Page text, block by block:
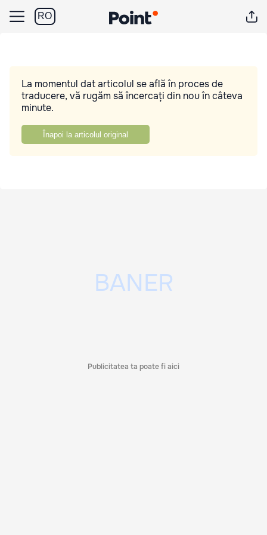
RO
La momentul dat articolul se află în proces de
traducere, vă rugăm să încercați din nou în câteva
minute.
Înapoi la articolul original
Publicitatea ta poate fi aici